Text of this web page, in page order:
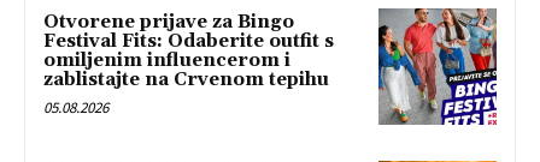
Otvorene prijave za Bingo
Festival Fits: Odaberite outfit s
omiljenim influencerom i
zablistajte na Crvenom tepihu
05.08.2026